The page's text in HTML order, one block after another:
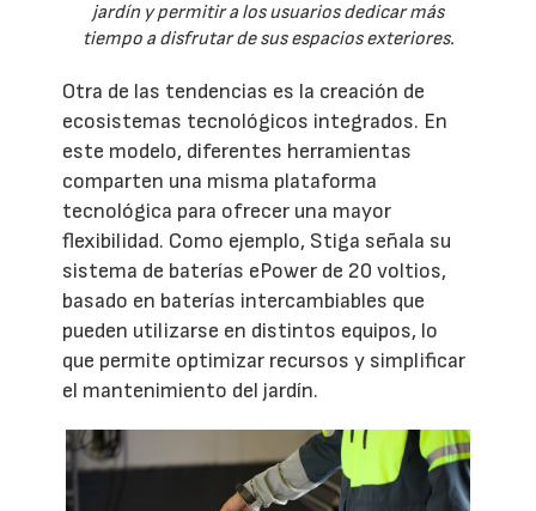
jardín y permitir a los usuarios dedicar más
tiempo a disfrutar de sus espacios exteriores.
Otra de las tendencias es la creación de
ecosistemas tecnológicos integrados. En
este modelo, diferentes herramientas
comparten una misma plataforma
tecnológica para ofrecer una mayor
flexibilidad. Como ejemplo, Stiga señala su
sistema de baterías ePower de 20 voltios,
basado en baterías intercambiables que
pueden utilizarse en distintos equipos, lo
que permite optimizar recursos y simplificar
el mantenimiento del jardín.